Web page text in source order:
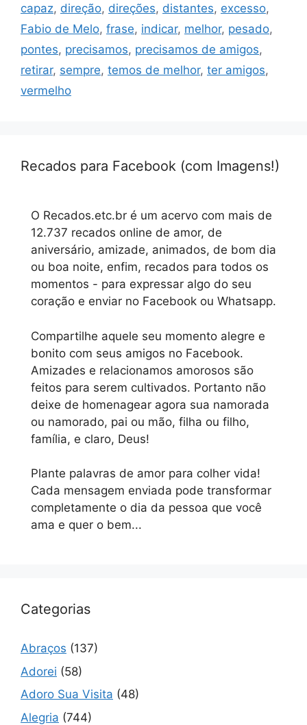
capaz, direção, direções, distantes, excesso,
Fabio de Melo, frase, indicar, melhor, pesado,
pontes, precisamos, precisamos de amigos,
retirar, sempre, temos de melhor, ter amigos,
vermelho
Recados para Facebook (com Imagens!)
O Recados.etc.br é um acervo com mais de
12.737 recados online de amor, de
aniversário, amizade, animados, de bom dia
ou boa noite, enfim, recados para todos os
momentos - para expressar algo do seu
coração e enviar no Facebook ou Whatsapp.
Compartilhe aquele seu momento alegre e
bonito com seus amigos no Facebook.
Amizades e relacionamos amorosos são
feitos para serem cultivados. Portanto não
deixe de homenagear agora sua namorada
ou namorado, pai ou mão, filha ou filho,
família, e claro, Deus!
Plante palavras de amor para colher vida!
Cada mensagem enviada pode transformar
completamente o dia da pessoa que você
ama e quer o bem...
Categorias
Abraços (137)
Adorei (58)
Adoro Sua Visita (48)
Alegria (744)